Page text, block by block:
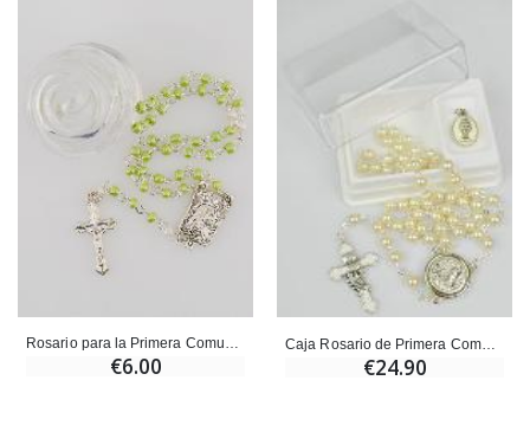
€6.00
Caja Rosario de Primera Comunión + Medalla de Nuestra Señora de Lourdes - Plata
€24.90